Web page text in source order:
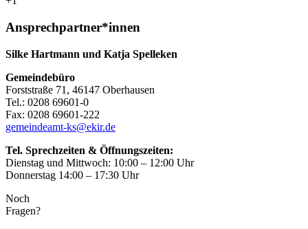
Ansprechpartner*innen
Silke Hartmann und Katja Spelleken
Gemeindebüro
Forststraße 71, 46147 Oberhausen
Tel.: 0208 69601-0
Fax: 0208 69601-222
gemeindeamt-ks@ekir.de
Tel. Sprechzeiten & Öffnungszeiten:
Dienstag und Mittwoch: 10:00 – 12:00 Uhr
Donnerstag 14:00 – 17:30 Uhr
Noch
Fragen?